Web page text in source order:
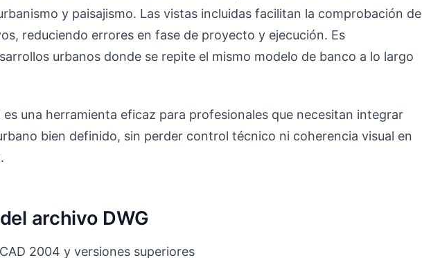
y paisajismo. Las vistas incluidas facilitan la comprobación de
reduciendo errores en fase de proyecto y ejecución. Es
urbanos donde se repite el mismo modelo de banco a lo largo
es una herramienta eficaz para profesionales que necesitan integrar
bien definido, sin perder control técnico ni coherencia visual en
archivo DWG
2004 y versiones superiores